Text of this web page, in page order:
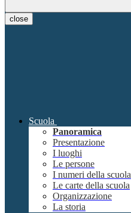
close
Scuola
Panoramica
Presentazione
I luoghi
Le persone
I numeri della scuola
Le carte della scuola
Organizzazione
La storia